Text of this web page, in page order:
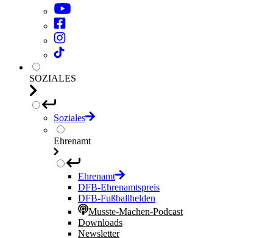
SOZIALES
Soziales
Ehrenamt
Ehrenamt
DFB-Ehrenamtspreis
DFB-Fußballhelden
Musste-Machen-Podcast
Downloads
Newsletter